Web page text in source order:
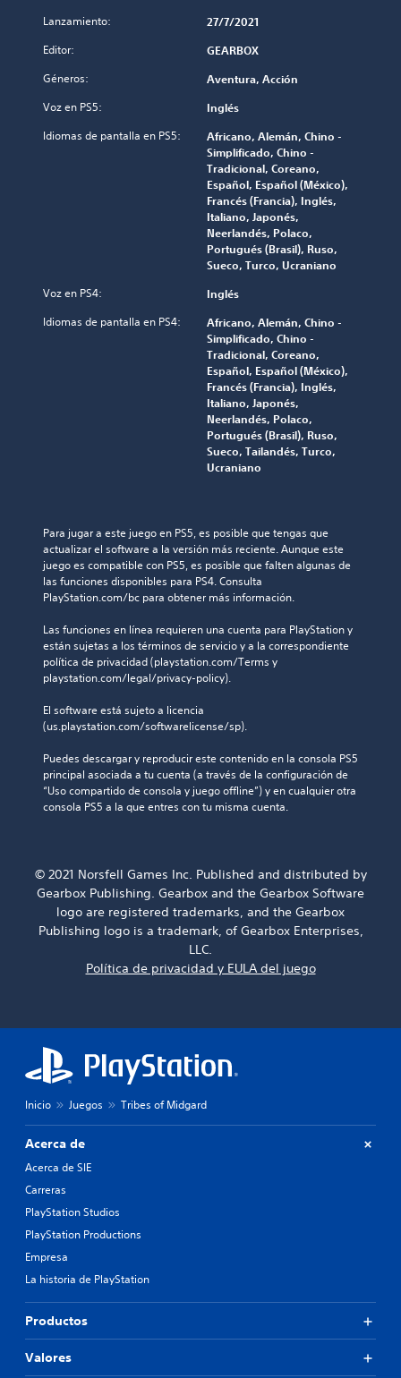
Lanzamiento: 27/7/2021
Editor: GEARBOX
Géneros: Aventura, Acción
Voz en PS5: Inglés
Idiomas de pantalla en PS5:
Africano, Alemán, Chino -
Simplificado, Chino -
Tradicional, Coreano,
Español, Español (México),
Francés (Francia), Inglés,
Italiano, Japonés,
Neerlandés, Polaco,
Portugués (Brasil), Ruso,
Sueco, Turco, Ucraniano
Voz en PS4: Inglés
Idiomas de pantalla en PS4:
Africano, Alemán, Chino -
Simplificado, Chino -
Tradicional, Coreano,
Español, Español (México),
Francés (Francia), Inglés,
Italiano, Japonés,
Neerlandés, Polaco,
Portugués (Brasil), Ruso,
Sueco, Tailandés, Turco,
Ucraniano
Para jugar a este juego en PS5, es posible que tengas que
actualizar el software a la versión más reciente. Aunque este
juego es compatible con PS5, es posible que falten algunas de
las funciones disponibles para PS4. Consulta
PlayStation.com/bc para obtener más información.
Las funciones en línea requieren una cuenta para PlayStation y
están sujetas a los términos de servicio y a la correspondiente
política de privacidad (playstation.com/Terms y
playstation.com/legal/privacy-policy).
El software está sujeto a licencia
(us.playstation.com/softwarelicense/sp).
Puedes descargar y reproducir este contenido en la consola PS5
principal asociada a tu cuenta (a través de la configuración de
“Uso compartido de consola y juego offline”) y en cualquier otra
consola PS5 a la que entres con tu misma cuenta.
© 2021 Norsfell Games Inc. Published and distributed by
Gearbox Publishing. Gearbox and the Gearbox Software
logo are registered trademarks, and the Gearbox
Publishing logo is a trademark, of Gearbox Enterprises,
LLC.
Política de privacidad y EULA del juego
Inicio Juegos Tribes of Midgard
Acerca de
Acerca de SIE
Carreras
PlayStation Studios
PlayStation Productions
Empresa
La historia de PlayStation
Productos
Valores